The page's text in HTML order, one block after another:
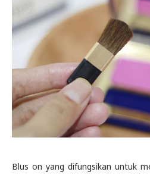
Blus on yang difungsikan untuk